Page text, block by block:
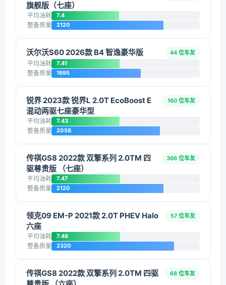
旗舰版（七座）
平均油耗 7.4
整备质量 2120
沃尔沃S60 2026款 B4 智逸豪华版 44 位车友
平均油耗 7.41
整备质量 1695
锐界 2023款 锐界L 2.0T EcoBoost E
混动两驱七座豪华型
160 位车友
平均油耗 7.43
整备质量 2058
传祺GS8 2022款 双擎系列 2.0TM 四
驱尊贵版 （七座）
366 位车友
平均油耗 7.47
整备质量 2120
领克09 EM-P 2021款 2.0T PHEV Halo
六座
57 位车友
平均油耗 7.48
整备质量 2320
传祺GS8 2022款 双擎系列 2.0TM 四驱
68 位车友